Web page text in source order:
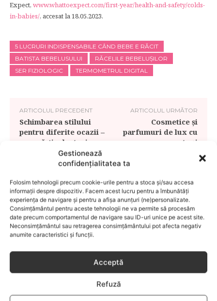
Gestionează
confidențialitatea ta
Folosim tehnologii precum cookie-urile pentru a stoca și/sau accesa
informații despre dispozitiv. Facem acest lucru pentru a îmbunătăți
experiența de navigare și pentru a afișa anunțuri (ne)personalizate.
Consimțământul pentru aceste tehnologii ne va permite să procesăm
date precum comportamentul de navigare sau ID-uri unice pe acest site.
Neconsimțământul sau retragerea consimțământului pot afecta negativ
anumite caracteristici și funcții.
Acceptă
Refuză
Expect, www.whattoexpect.com/first-year/health-and-safety/colds-
in-babies/, accesat la 18.05.2023.
5 LUCRURI INDISPENSABILE CÂND BEBE E RĂCIT
BATISTA BEBELUSULUI
RĂCELILE BEBELUȘILOR
SER FIZIOLOGIC
TERMOMETRUL DIGITAL
ARTICOLUL PRECEDENT
Schimbarea stilului
pentru diferite ocazii –
cum să-ți adaptezi
stilizarea la o anumită
ARTICOLUL URMĂTOR
Cosmetice și
parfumuri de lux cu
arome proaspete și